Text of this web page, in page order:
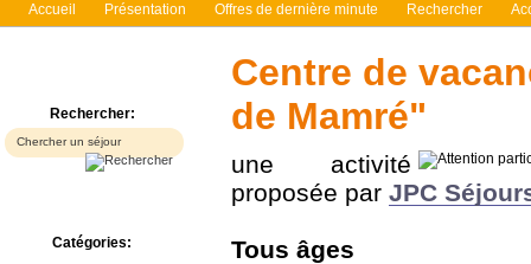
Accueil Présentation Offres de dernière minute Rechercher
Rechercher:
Catégories:
Centre de
de Mamré"
une activité
proposée par JPC
Tous âges